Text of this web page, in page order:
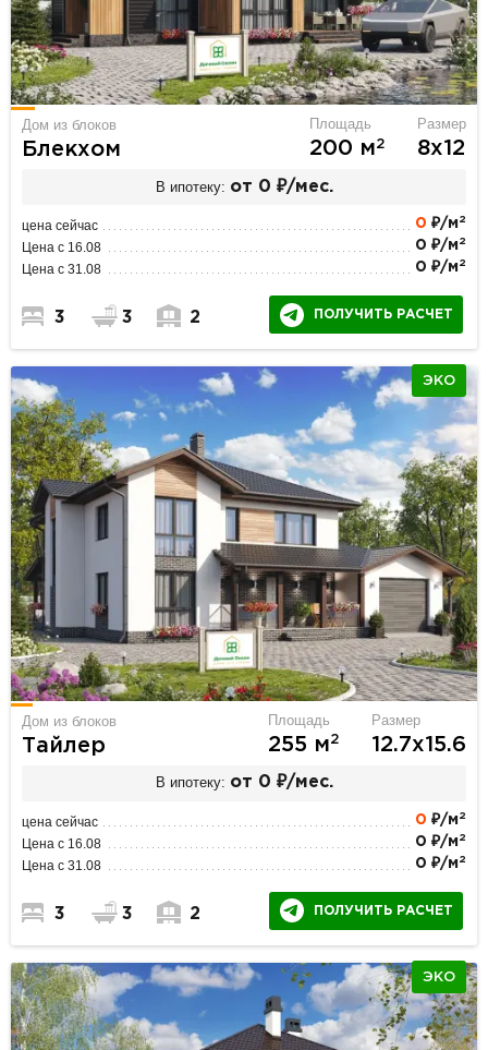
Дом из блоков
Блекхом
Площадь
200 м2
Размер
8х12
В ипотеку: от 0 ₽/мес.
цена сейчас 0 ₽/м 2
Цена с 16.08 0 ₽/м 2
Цена с 31.08 0 ₽/м 2
3 3 2 ПОЛУЧИТЬ РАСЧЕТ
ЭКО
Дом из блоков
Тайлер
Площадь
255 м2
Размер
12.7х15.6
В ипотеку: от 0 ₽/мес.
цена сейчас 0 ₽/м 2
Цена с 16.08 0 ₽/м 2
Цена с 31.08 0 ₽/м 2
3 3 2 ПОЛУЧИТЬ РАСЧЕТ
ЭКО